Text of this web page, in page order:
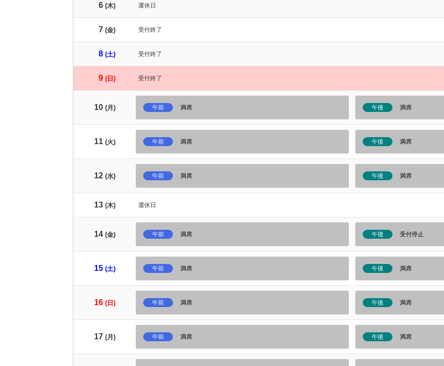
6 (木) 運休日
7 (金) 受付終了
8 (土) 受付終了
9 (日) 受付終了
10 (月) 午前 満席 午後 満席
11 (火) 午前 満席 午後 満席
12 (水) 午前 満席 午後 満席
13 (木) 運休日
14 (金) 午前 満席 午後 受付停止
15 (土) 午前 満席 午後 満席
16 (日) 午前 満席 午後 満席
17 (月) 午前 満席 午後 満席